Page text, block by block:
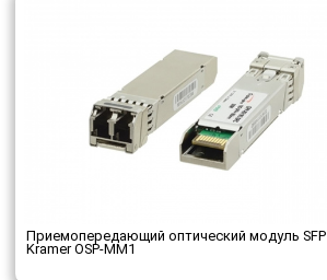
Приемопередающий оптический модуль SFP
Kramer OSP-MM1